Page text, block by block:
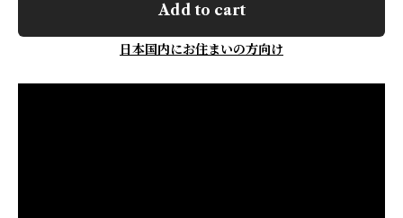
Add to cart
日本国内にお住まいの方向け